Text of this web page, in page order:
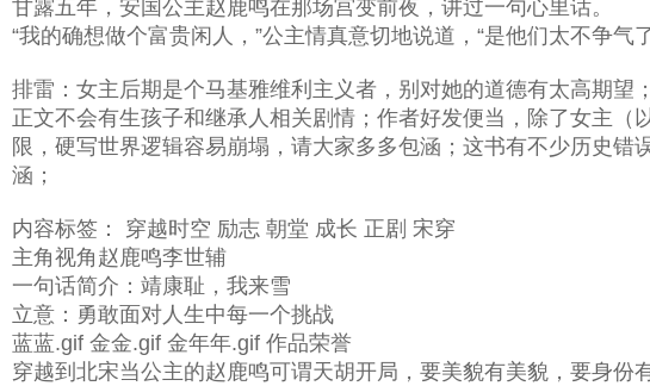
甘露五年，安国公主赵鹿鸣在那场宫变前夜，讲过一句心里话。
“我的确想做个富贵闲人，”公主情真意切地说道，“是他们太不争气
排雷：女主后期是个马基雅维利主义者，别对她的道德有太高期望
正文不会有生孩子和继承人相关剧情；作者好发便当，除了女主
限，硬写世界逻辑容易崩塌，请大家多多包涵；这书有不少历史
涵；
内容标签： 穿越时空 励志 朝堂 成长 正剧 宋穿
主角视角赵鹿鸣李世辅
一句话简介：靖康耻，我来雪
立意：勇敢面对人生中每一个挑战
蓝蓝.gif 金金.gif 金年年.gif 作品荣誉
穿越到北宋当公主的赵鹿鸣可谓天胡开局，要美貌有美貌，要身